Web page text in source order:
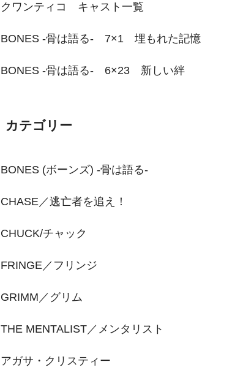
クワンティコ キャスト一覧
BONES -骨は語る- 7×1 埋もれた記憶
BONES -骨は語る- 6×23 新しい絆
カテゴリー
BONES (ボーンズ) -骨は語る-
CHASE／逃亡者を追え！
CHUCK/チャック
FRINGE／フリンジ
GRIMM／グリム
THE MENTALIST／メンタリスト
アガサ・クリスティー